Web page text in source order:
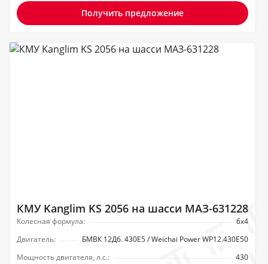
Получить предложение
КМУ Kanglim KS 2056 на шасси МАЗ-631228
Колесная формула:
6х4
Двигатель:
БМВК 12Д6. 430Е5 / Weichai Power WP12.430E50
Мощность двигателя, л.с.:
430